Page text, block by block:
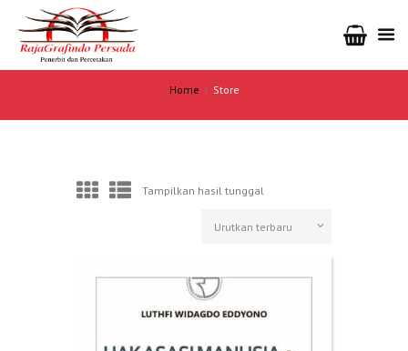
Home Store
Tampilkan hasil tunggal